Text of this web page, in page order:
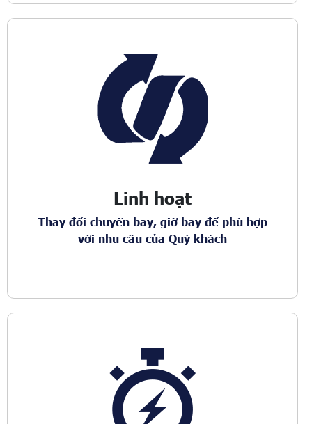
Linh hoạt
Thay đổi chuyến bay, giờ bay để phù hợp
với nhu cầu của Quý khách